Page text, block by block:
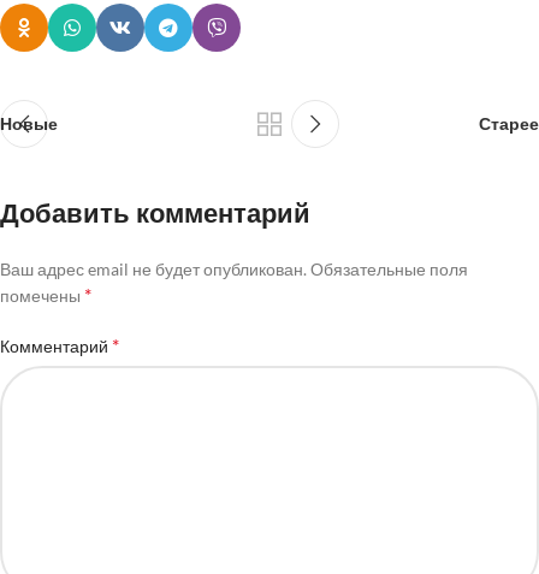
Новые Старее
Добавить комментарий
Ваш адрес email не будет опубликован. Обязательные поля
помечены *
Комментарий *